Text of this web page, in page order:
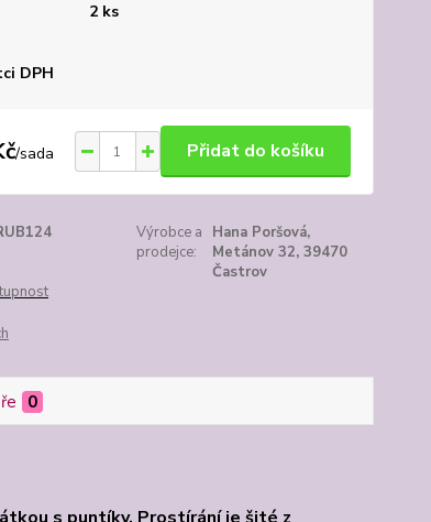
2 ks
DPH
/sada Přidat do košíku
Výrobce a
prodejce:
Hana Poršová,
Metánov 32, 39470
Častrov
0